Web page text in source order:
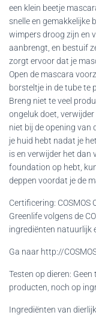
een klein beetje
snelle en gemakkelijke
wimpers droog zijn en
aanbrengt, en bestuif
zorgt ervoor dat je
Open de mascara
borsteltje in de tube te
Breng niet te veel
ongeluk doet,
niet bij de opening van
je huid hebt nadat je
is en verwijder het dan
foundation op hebt,
deppen voordat je de
Certificering: COSMOS
Greenlife volgens de
ingrediënten natuurlijk
Ga naar http://
Testen op dieren:
producten, noch op
Ingrediënten van